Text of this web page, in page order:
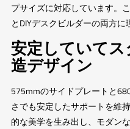
プサイズに対応しています。
とDIYデスクビルダーの両方に
安定していて
造デザイン
575mmのサイドプレートと
さでも安定したサポートを維
的な美学を生み出し、モダン